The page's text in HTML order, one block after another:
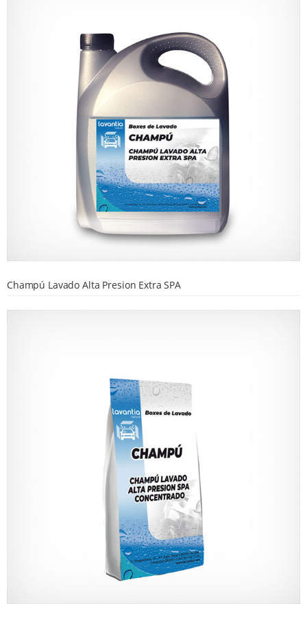
Champú Lavado Alta Presion Extra SPA